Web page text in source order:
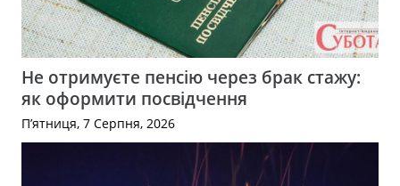
Не отримуєте пенсію через брак стажу:
як оформити посвідчення
П’ятниця, 7 Серпня, 2026